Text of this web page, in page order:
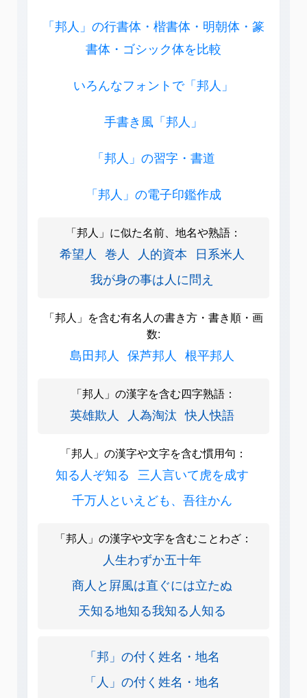
「邦人」の行書体・楷書体・明朝体・篆
書体・ゴシック体を比較
いろんなフォントで「邦人」
手書き風「邦人」
「邦人」の習字・書道
「邦人」の電子印鑑作成
「邦人」に似た名前、地名や熟語：
希望人 巻人 人的資本 日系米人
我が身の事は人に問え
「邦人」を含む有名人の書き方・書き順・画
数:
島田邦人 保芦邦人 根平邦人
「邦人」の漢字を含む四字熟語：
英雄欺人 人為淘汰 快人快語
「邦人」の漢字や文字を含む慣用句：
知る人ぞ知る 三人言いて虎を成す
千万人といえども、吾往かん
「邦人」の漢字や文字を含むことわざ：
人生わずか五十年
商人と屛風は直ぐには立たぬ
天知る地知る我知る人知る
「邦」の付く姓名・地名
「人」の付く姓名・地名